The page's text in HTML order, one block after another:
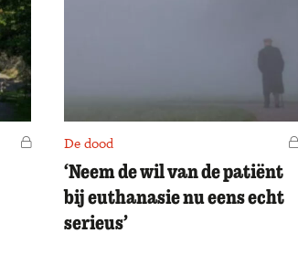
Voor ledenDe dood
‘Neem de wil van de patiënt
bij euthanasie nu eens echt
serieus’